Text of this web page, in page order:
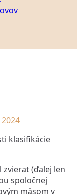
klasifikácie
zvierat (ďalej len
spoločnej
mäsom v